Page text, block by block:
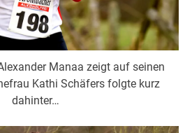
Manaa zeigt auf seinen
Kathi Schäfers folgte kurz
dahinter…